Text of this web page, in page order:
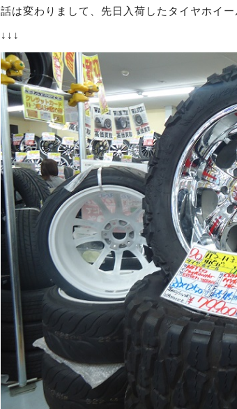
話は変わりまして、先日入荷したタイヤホイー
↓↓↓